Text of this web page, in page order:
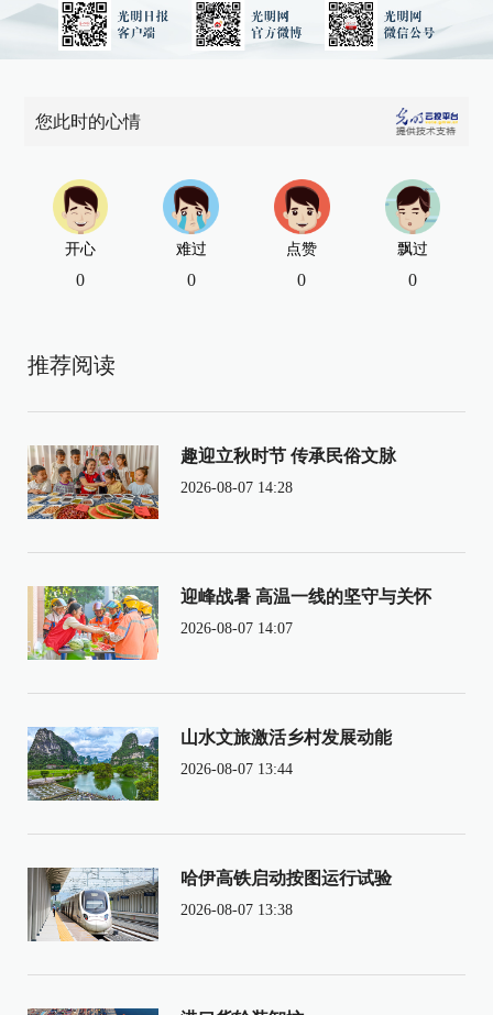
您此时的心情
开心
0
难过
0
点赞
0
飘过
0
推荐阅读
趣迎立秋时节 传承民俗文脉
2026-08-07 14:28
迎峰战暑 高温一线的坚守与关怀
2026-08-07 14:07
山水文旅激活乡村发展动能
2026-08-07 13:44
哈伊高铁启动按图运行试验
2026-08-07 13:38